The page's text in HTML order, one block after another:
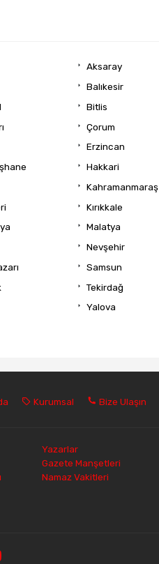
Aksaray
Balıkesir
Bitlis
Çorum
Erzincan
Hakkari
Kahramanmaraş
Kırıkkale
Malatya
Nevşehir
Samsun
Tekirdağ
Yalova
Kurumsal Bize Ulaşın
Yazarlar
Gazete Manşetleri
Namaz Vakitleri